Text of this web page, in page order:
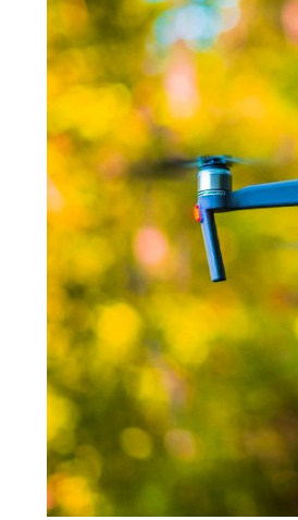
Metaverse Uzmanı Nasıl
Kişiye özel veya onlineMetaverse
aktaran Ural, “Kamu ve özel sektör
alanda geliştirmek isteyen herkes bu
Ortalama 3 gün 18 saatlikMetaverse
dünyaya adım atmış oluyorsunuz.13 bin
Metaverse nedir
metaverse teknolojisi
yeni teknoloji
metaverse arsa
metaverse iş imkanları nedir
Facebook
Twitter
Google +
Linkedin